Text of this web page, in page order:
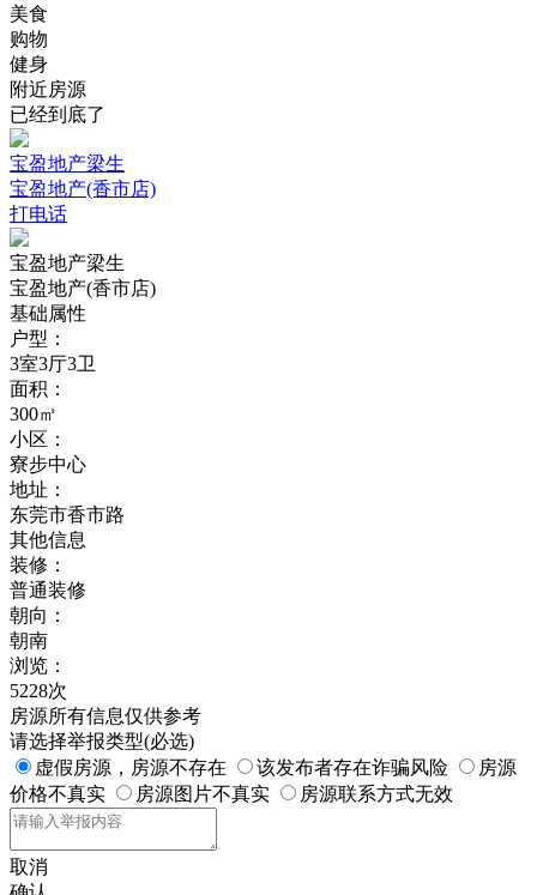
美食
购物
健身
附近房源
已经到底了
宝盈地产梁生
宝盈地产(香市店)
打电话
宝盈地产梁生
宝盈地产(香市店)
基础属性
户型：
3室3厅3卫
面积：
300㎡
小区：
寮步中心
地址：
东莞市香市路
其他信息
装修：
普通装修
朝向：
朝南
浏览：
5228次
房源所有信息仅供参考
请选择举报类型(必选)
虚假房源，房源不存在
该发布者存在诈骗风险
房源
价格不真实
房源图片不真实 房源联系方式无效
取消